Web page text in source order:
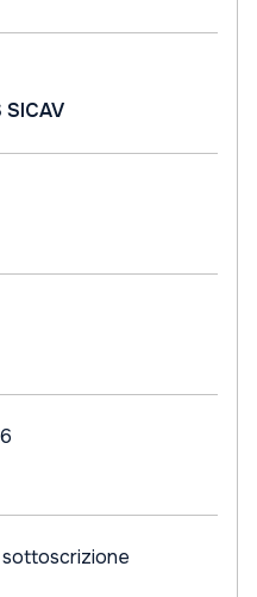
SICAV
sottoscrizione